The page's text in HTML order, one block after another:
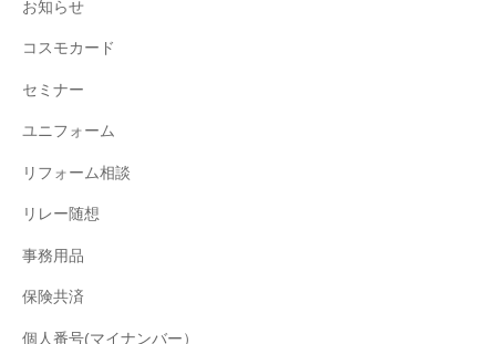
お知らせ
コスモカード
セミナー
ユニフォーム
リフォーム相談
リレー随想
事務用品
保険共済
個人番号(マイナンバー）